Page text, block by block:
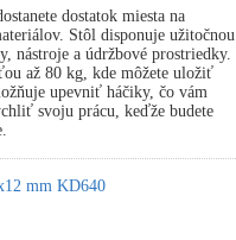
dostatok miesta na
Stôl disponuje užitočnou
nástroje a údržbové prostriedky.
až 80 kg, kde môžete uložiť
upevniť háčiky, čo vám
svoju prácu, keďže budete
mm KD640